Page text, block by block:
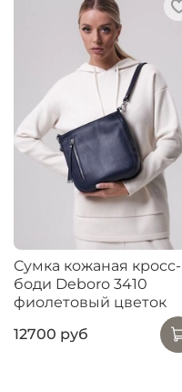
Сумка кожаная кросс-
боди Deboro 3410
фиолетовый цветок
12700 руб